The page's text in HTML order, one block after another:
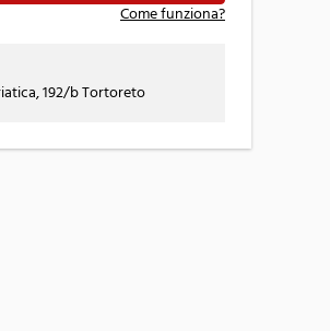
Come funziona?
192/b Tortoreto